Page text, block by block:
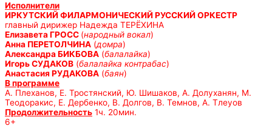
Исполнители
ИРКУТСКИЙ ФИЛАРМОНИЧЕСКИЙ РУССКИЙ ОРКЕСТР
главный дирижер Надежда ТЕРЁХИНА
Елизавета ГРОСС (народный вокал)
Анна ПЕРЕТОЛЧИНА (домра)
Александра БИКБОВА (балалайка)
Игорь СУДАКОВ (балалайка контрабас)
Анастасия РУДАКОВА (баян)
В программе
А. Плеханов, Е. Тростянский, Ю. Шишаков, А. Долуханян, М.
Теодоракис, Е. Дербенко, В. Долгов, В. Темнов, А. Тлеуов
Продолжительность 1ч. 20мин.
6+